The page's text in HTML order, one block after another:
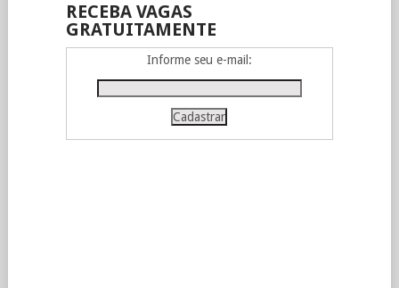
RECEBA VAGAS
GRATUITAMENTE
Informe seu e-mail: